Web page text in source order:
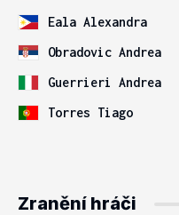
Eala Alexandra
Obradovic Andrea
Guerrieri Andrea
Torres Tiago
Zranění hráči